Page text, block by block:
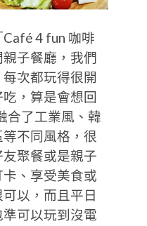
4 fun 咖啡
子餐廳，我們
次都玩得很開
，算是會想回
合了工業風、韓
不同風格，很
聚餐或是親子
、享受美食或
以，而且平日
可以玩到沒電